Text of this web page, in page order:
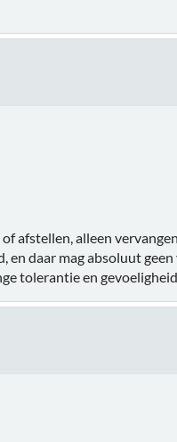
afstellen, alleen
en daar mag absoluut
tolerantie en